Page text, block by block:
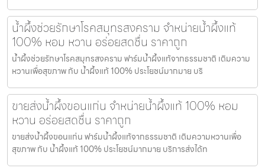
น้ำผึ้งช่วยรักษาโรคสมุทรสงคราม จำหน่ายน้ำผึ้งแท้
100% หอม หวาน อร่อยสดชื่น ราคาถูก
น้ำผึ้งช่วยรักษาโรคสมุทรสงคราม ฟาร์มน้ำผึ้งแท้จากธรรมชาติ เติมความ
หวานเพื่อสุขภาพ กับ น้ำผึ้งแท้ 100% ประโยชน์มากมาย บริ
ขายส่งน้ำผึ้งขอนแก่น จำหน่ายน้ำผึ้งแท้ 100% หอม
หวาน อร่อยสดชื่น ราคาถูก
ขายส่งน้ำผึ้งขอนแก่น ฟาร์มน้ำผึ้งแท้จากธรรมชาติ เติมความหวานเพื่อ
สุขภาพ กับ น้ำผึ้งแท้ 100% ประโยชน์มากมาย บริการส่งได้ท